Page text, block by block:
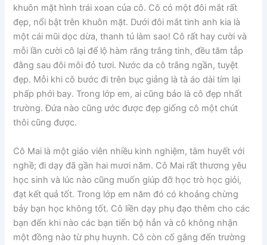
khuôn mặt hình trái xoan của cô. Cô có một đôi mắt rất
đẹp, nổi bật trên khuôn mặt. Dưới đôi mắt tinh anh kia là
một cái mũi dọc dừa, thanh tú làm sao! Cô rất hay cười và
mỗi lần cười cô lại để lộ hàm răng trắng tinh, đều tăm tẳp
đằng sau đôi môi đỏ tươi. Nước da cô trắng ngần, tuyệt
đẹp. Mỗi khi cô bước đi trên bục giảng là tà áo dài tím lại
phấp phới bay. Trong lớp em, ai cũng bảo là cô đẹp nhất
trường. Đứa nào cũng ước được đẹp giống cô một chút
thôi cũng được.
Cô Mai là một giáo viên nhiều kinh nghiệm, tâm huyết với
nghề; đi dạy đã gần hai mươi năm. Cô Mai rất thương yêu
học sinh và lúc nào cũng muốn giúp đỡ học trò học giỏi,
đạt kết quả tốt. Trong lớp em năm đó có khoảng chừng
bảy bạn học không tốt. Cô liền dạy phụ đạo thêm cho các
bạn đến khi nào các bạn tiến bộ hẳn và cô không nhận
một đồng nào từ phụ huynh. Cô còn cố gắng đến trường